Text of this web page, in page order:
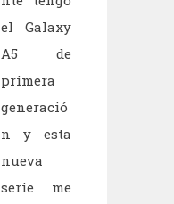
el Galaxy
A5 de
primera
generació
n y esta
nueva
serie me